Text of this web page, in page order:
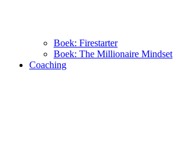
Boek: Firestarter
Boek: The Millionaire Mindset
Coaching